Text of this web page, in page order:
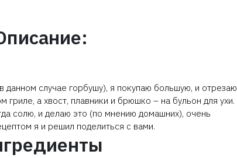
данном случае горбушу), я покупаю большую, и отрезаю
гриле, а хвост, плавники и брюшко – на бульон для ухи.
солю, и делаю это (по мнению домашних), очень
я и решил поделиться с вами.